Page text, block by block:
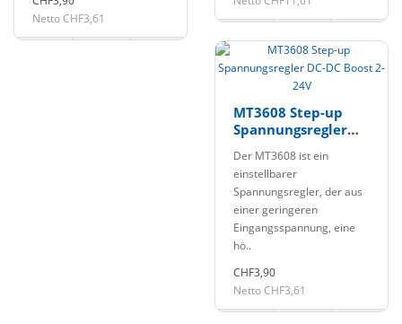
Netto CHF3,61
MT3608 Step-up
Spannungsregler
Der MT3608 ist ein
einstellbarer
Spannungsregler, der aus
einer geringeren
Eingangsspannung, eine
hö..
CHF3,90
Netto CHF3,61